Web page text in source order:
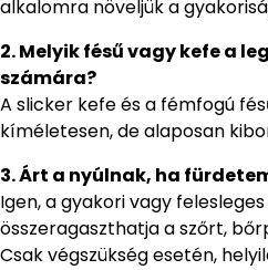
alkalomra növeljük a
2. Melyik fésű vagy kefe a
számára?
A slicker kefe és a fémfogú
kíméletesen, de alaposan
3. Árt a nyúlnak, ha
Igen, a gyakori vagy
összeragaszthatja a szőrt,
Csak végszükség esetén,